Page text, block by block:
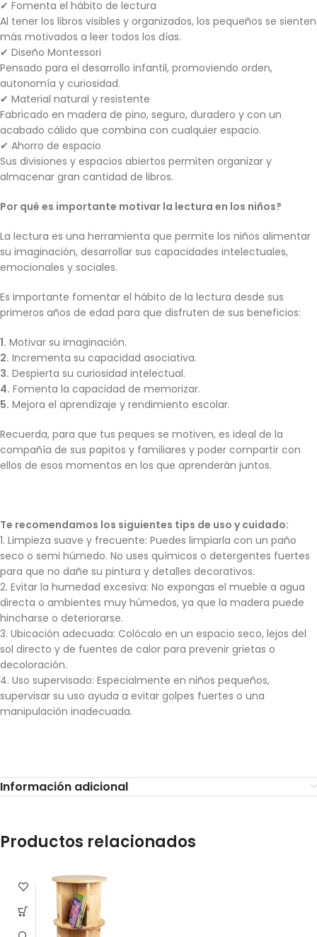
✔ Fomenta el hábito de lectura
Al tener los libros visibles y organizados, los pequeños se sienten
más motivados a leer todos los días.
✔ Diseño Montessori
Pensado para el desarrollo infantil, promoviendo orden,
autonomía y curiosidad.
✔ Material natural y resistente
Fabricado en madera de pino, seguro, duradero y con un
acabado cálido que combina con cualquier espacio.
✔ Ahorro de espacio
Sus divisiones y espacios abiertos permiten organizar y
almacenar gran cantidad de libros.
Por qué es importante motivar la lectura en los niños?
La lectura es una herramienta que permite los niños alimentar
su imaginación, desarrollar sus capacidades intelectuales,
emocionales y sociales.
Es importante fomentar el hábito de la lectura desde sus
primeros años de edad para que disfruten de sus beneficios:
1. Motivar su imaginación.
2. Incrementa su capacidad asociativa.
3. Despierta su curiosidad intelectual.
4. Fomenta la capacidad de memorizar.
5. Mejora el aprendizaje y rendimiento escolar.
Recuerda, para que tus peques se motiven, es ideal de la
compañía de sus papitos y familiares y poder compartir con
ellos de esos momentos en los que aprenderán juntos.
Te recomendamos los siguientes tips de uso y cuidado:
1. Limpieza suave y frecuente: Puedes limpiarla con un paño
seco o semi húmedo. No uses químicos o detergentes fuertes
para que no dañe su pintura y detalles decorativos.
2. Evitar la humedad excesiva: No expongas el mueble a agua
directa o ambientes muy húmedos, ya que la madera puede
hincharse o deteriorarse.
3. Ubicación adecuada: Colócalo en un espacio seco, lejos del
sol directo y de fuentes de calor para prevenir grietas o
decoloración.
4. Uso supervisado: Especialmente en niños pequeños,
supervisar su uso ayuda a evitar golpes fuertes o una
manipulación inadecuada.
Información adicional
Productos relacionados